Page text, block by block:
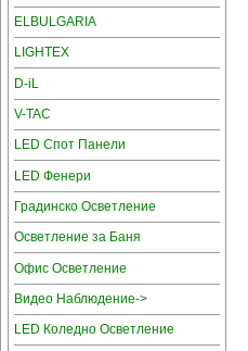
ELBULGARIA
LIGHTEX
D-iL
V-TAC
LED Спот Панели
LED Фенери
Градинско Осветление
Осветление за Баня
Офис Осветление
Видео Наблюдение->
LED Коледно Осветление